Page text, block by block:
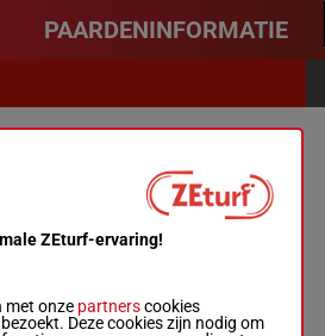
PAARDENINFORMATIE
ZEturf-ervaring!
met onze partnerscookies
Deze cookies zijn nodig om